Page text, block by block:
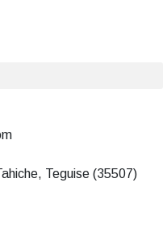
Teguise (35507)